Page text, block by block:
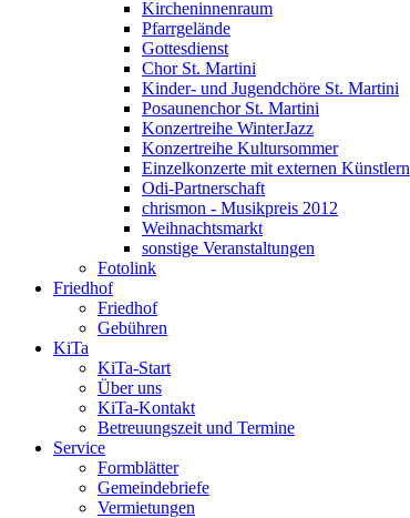
Kircheninnenraum
Pfarrgelände
Gottesdienst
Chor St. Martini
Kinder- und Jugendchöre St. Martini
Posaunenchor St. Martini
Konzertreihe WinterJazz
Konzertreihe Kultursommer
Einzelkonzerte mit externen Künstlern
Odi-Partnerschaft
chrismon - Musikpreis 2012
Weihnachtsmarkt
sonstige Veranstaltungen
Fotolink
Friedhof
Friedhof
Gebühren
KiTa
KiTa-Start
Über uns
KiTa-Kontakt
Betreuungszeit und Termine
Service
Formblätter
Gemeindebriefe
Vermietungen